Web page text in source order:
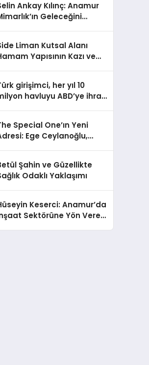
Ankay Kılınç: Anamur
Geleceğini
Liman Kutsal Alanı
Yapısının Kazı ve
Tamamlandı
girişimci, her yıl 10
havluyu ABD’ye ihraç
Special One’ın Yeni
Ege Ceylanoğlu,
Şahin ve Güzellikte
Odaklı Yaklaşımı
Keserci: Anamur’da
Sektörüne Yön Veren